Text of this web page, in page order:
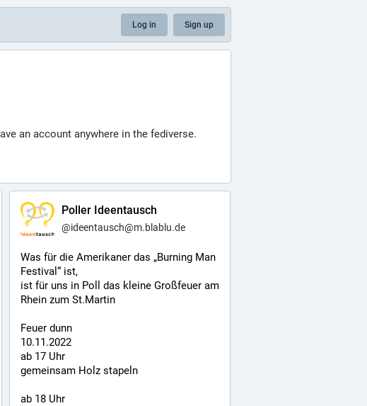
Log in Sign up
an account anywhere in the fediverse.
Poller Ideentausch
@ideentausch@m.blablu.de
Was für die Amerikaner das „Burning Man
Festival“ ist,
ist für uns in Poll das kleine Großfeuer am
Rhein zum St.Martin
Feuer dunn
10.11.2022
ab 17 Uhr
gemeinsam Holz stapeln
ab 18 Uhr